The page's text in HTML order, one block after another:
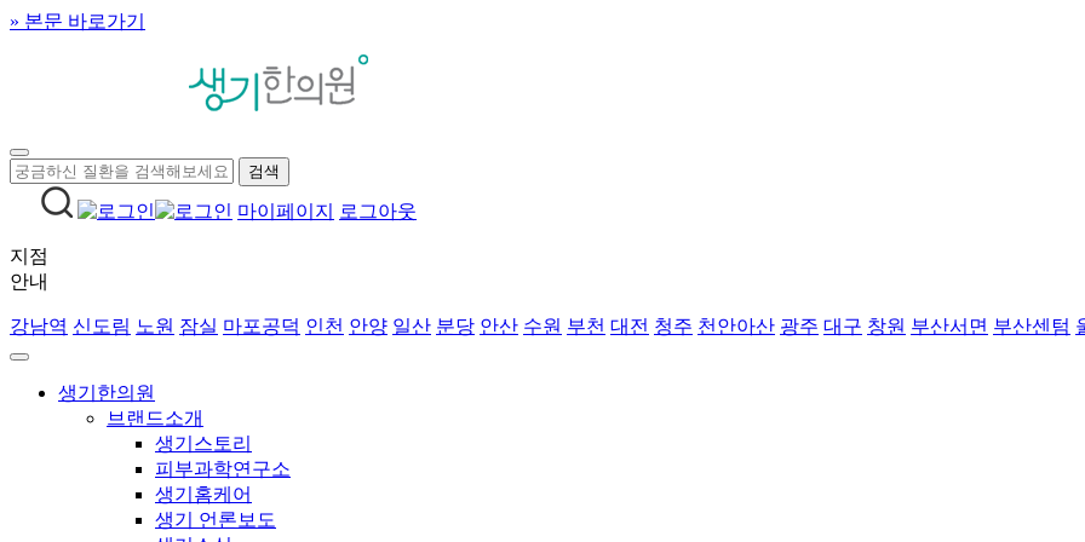
» 본문 바로가기
마이페이지 로그아웃
지점
안내
강남역 신도림 노원 잠실 마포공덕 인천 안양 일산 분당 안산 수원 부천 대전 청주 천안아산 광주 대구 창원 부산서면 부산센텀
생기한의원
브랜드소개
생기스토리
피부과학연구소
생기홈케어
생기 언론보도